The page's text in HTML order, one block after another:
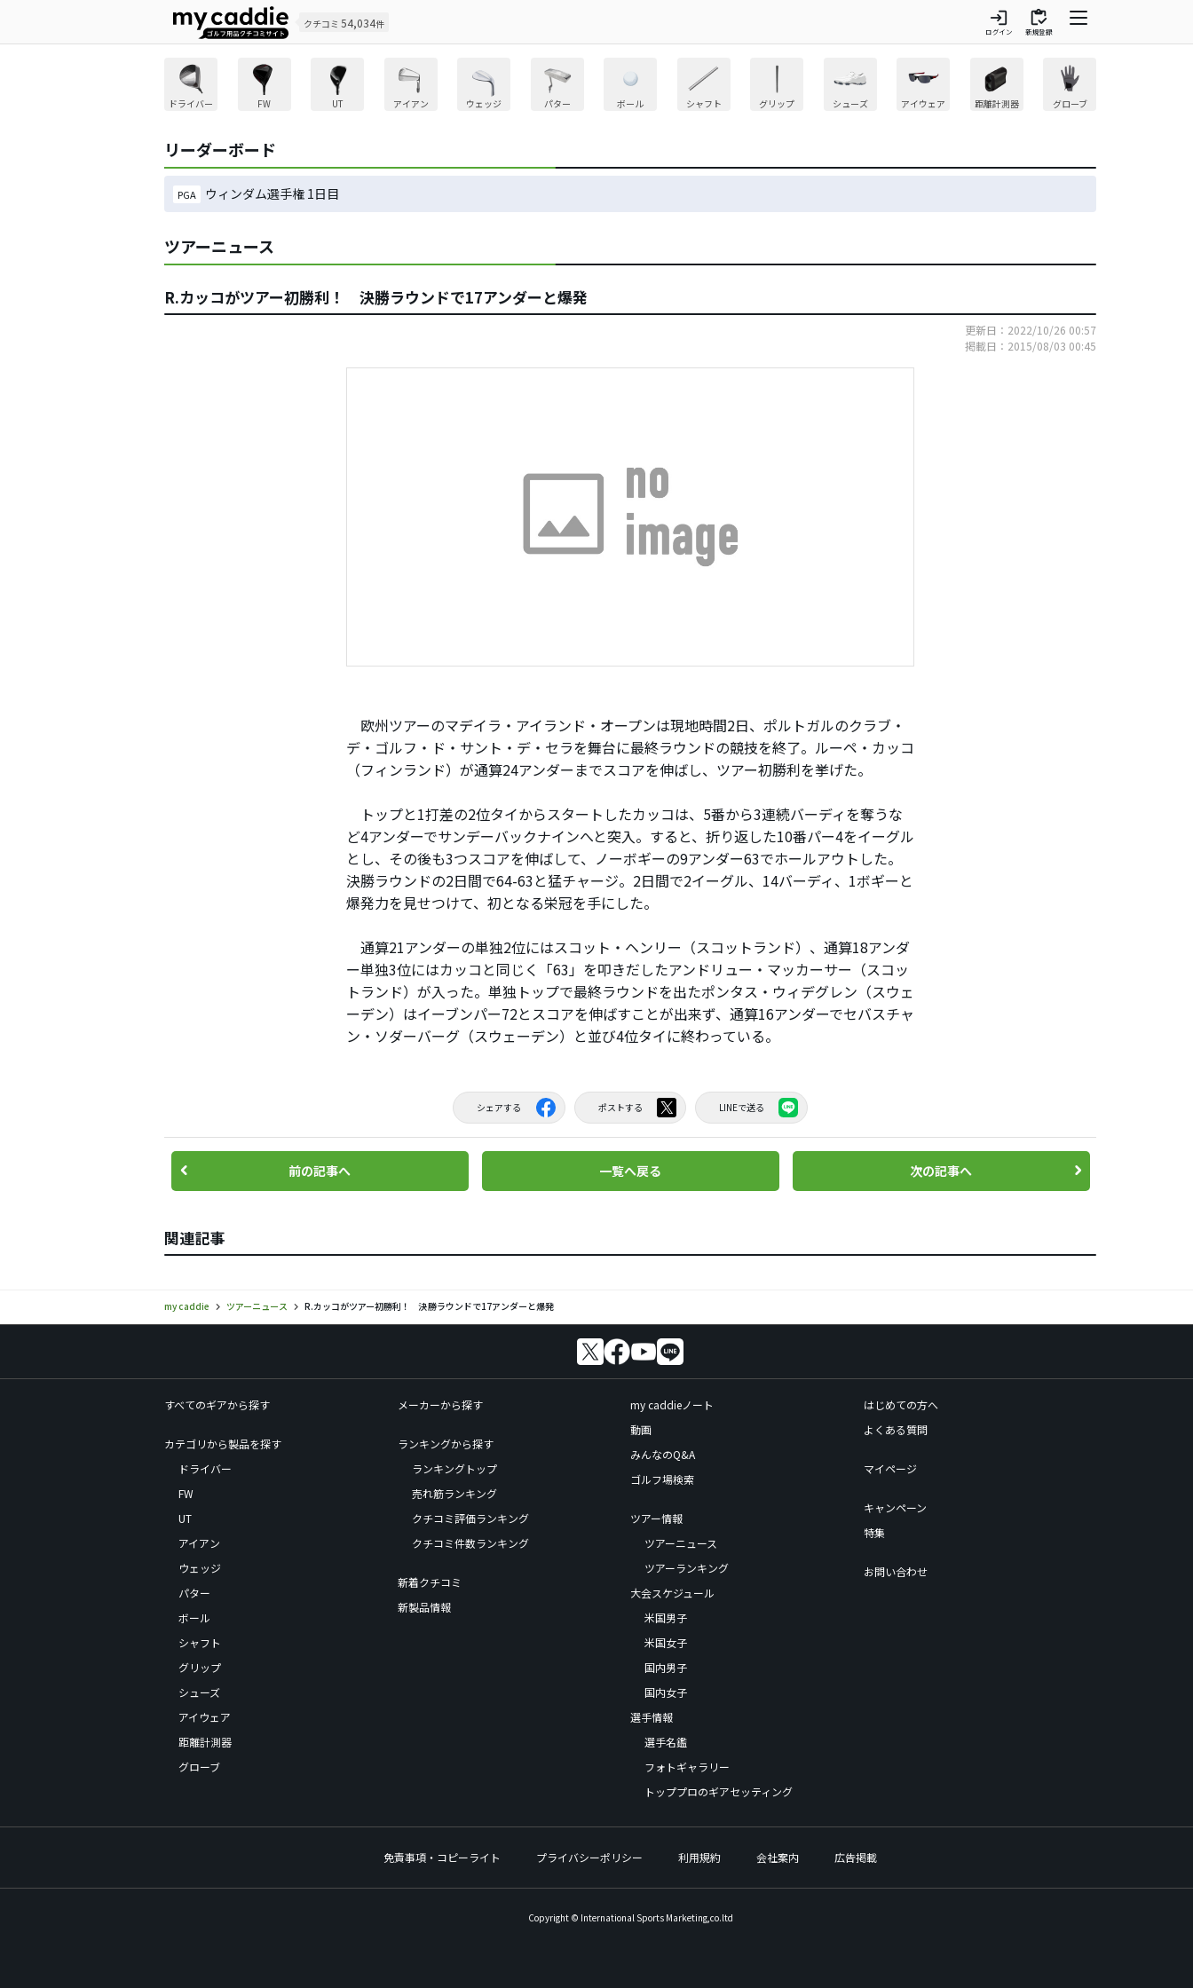
クチコミ 54,034件 login
ログイン
inventory
新規登録
ドライバー FW UT アイアン ウェッジ パター ボール シャフト グリップ シューズ アイウェア 距離計測器 グローブ
リーダーボード
PGA ウィンダム選手権 1日目
ツアーニュース
R.カッコがツアー初勝利！ 決勝ラウンドで17アンダーと爆発
更新日：2022/10/26 00:57
掲載日：2015/08/03 00:45
欧州ツアーのマデイラ・アイランド・オープンは現地時間2日、ポルトガルのクラブ・
デ・ゴルフ・ド・サント・デ・セラを舞台に最終ラウンドの競技を終了。ルーペ・カッコ
（フィンランド）が通算24アンダーまでスコアを伸ばし、ツアー初勝利を挙げた。
トップと1打差の2位タイからスタートしたカッコは、5番から3連続バーディを奪うな
ど4アンダーでサンデーバックナインへと突入。すると、折り返した10番パー4をイーグル
とし、その後も3つスコアを伸ばして、ノーボギーの9アンダー63でホールアウトした。
決勝ラウンドの2日間で64-63と猛チャージ。2日間で2イーグル、14バーディ、1ボギーと
爆発力を見せつけて、初となる栄冠を手にした。
通算21アンダーの単独2位にはスコット・ヘンリー（スコットランド）、通算18アンダ
ー単独3位にはカッコと同じく「63」を叩きだしたアンドリュー・マッカーサー（スコッ
トランド）が入った。単独トップで最終ラウンドを出たポンタス・ウィデグレン（スウェ
ーデン）はイーブンパー72とスコアを伸ばすことが出来ず、通算16アンダーでセバスチャ
ン・ソダーバーグ（スウェーデン）と並び4位タイに終わっている。
シェアする ポストする LINEで送る
前の記事へ 一覧へ戻る 次の記事へ
関連記事
my caddie ツアーニュース R.カッコがツアー初勝利！ 決勝ラウンドで17アンダーと爆発
すべてのギアから探す
カテゴリから製品を探す
ドライバー
FW
UT
アイアン
ウェッジ
パター
ボール
シャフト
グリップ
シューズ
アイウェア
距離計測器
グローブ
メーカーから探す
ランキングから探す
ランキングトップ
売れ筋ランキング
クチコミ評価ランキング
クチコミ件数ランキング
新着クチコミ
新製品情報
my caddieノート
動画
みんなのQ&A
ゴルフ場検索
ツアー情報
ツアーニュース
ツアーランキング
大会スケジュール
米国男子
米国女子
国内男子
国内女子
選手情報
選手名鑑
フォトギャラリー
トッププロのギアセッティング
はじめての方へ
よくある質問
マイページ
キャンペーン
特集
お問い合わせ
免責事項・コピーライト プライバシーポリシー 利用規約 会社案内 広告掲載
Copyright © International Sports Marketing,co.ltd